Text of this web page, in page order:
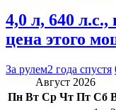
4,0 л, 640
цена этого
За рулем2 года спустя
Август 2026
Пн Вт Ср Чт Пт Сб